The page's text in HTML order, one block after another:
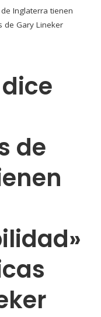
Inglaterra tienen
de Gary Lineker
de